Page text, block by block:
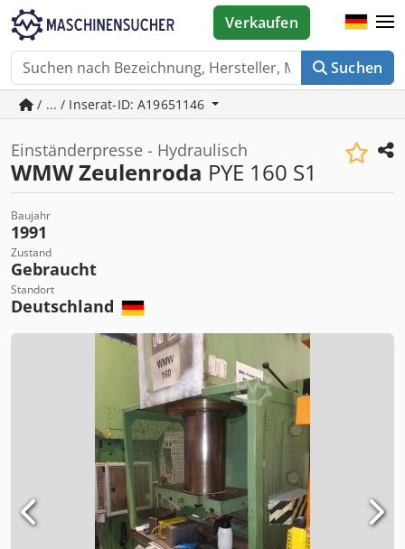
Suchen
Verkaufen
/ ... / Inserat-ID: A19651146
Einständerpresse - Hydraulisch
WMW Zeulenroda PYE 160 S1
Baujahr
1991
Zustand
Gebraucht
Standort
Deutschland